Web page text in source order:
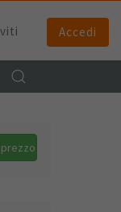
Accedi